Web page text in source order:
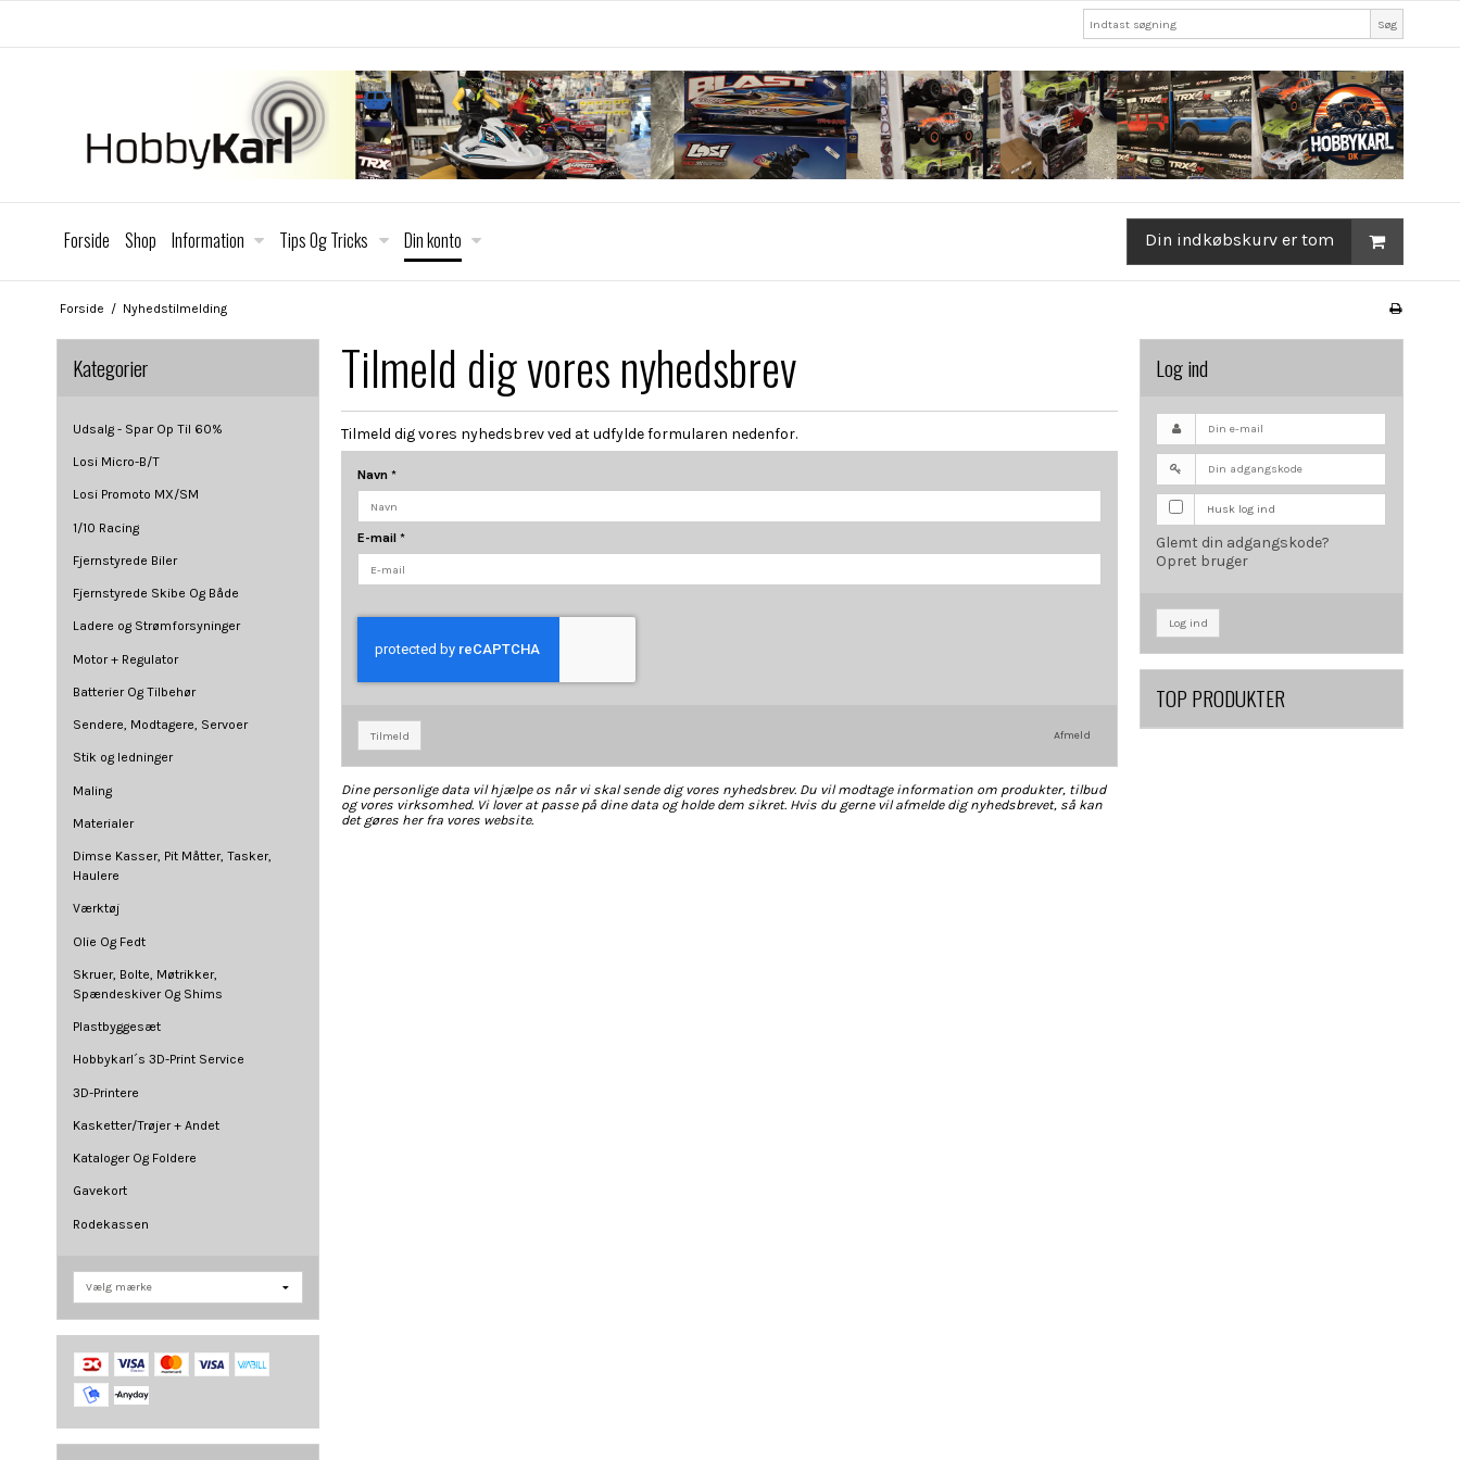
Søg
Forside Shop Information Tips Og Tricks Din konto Din indkøbskurv er tom
Forside / Nyhedstilmelding
Kategorier
Udsalg - Spar Op Til 60%
Losi Micro-B/T
Losi Promoto MX/SM
1/10 Racing
Fjernstyrede Biler
Fjernstyrede Skibe Og Både
Ladere og Strømforsyninger
Motor + Regulator
Batterier Og Tilbehør
Sendere, Modtagere, Servoer
Stik og ledninger
Maling
Materialer
Dimse Kasser, Pit Måtter, Tasker,
Haulere
Værktøj
Olie Og Fedt
Skruer, Bolte, Møtrikker,
Spændeskiver Og Shims
Plastbyggesæt
Hobbykarl´s 3D-Print Service
3D-Printere
Kasketter/Trøjer + Andet
Kataloger Og Foldere
Gavekort
Rodekassen
Tilmeld dig vores nyhedsbrev
Tilmeld dig vores nyhedsbrev ved at udfylde formularen nedenfor.
Navn*
E-mail*
Tilmeld Afmeld
Dine personlige data vil hjælpe os når vi skal sende dig vores nyhedsbrev. Du vil modtage information om produkter, tilbud
og vores virksomhed. Vi lover at passe på dine data og holde dem sikret. Hvis du gerne vil afmelde dig nyhedsbrevet, så kan
det gøres her fra vores website.
Log ind
Husk log ind
Glemt din adgangskode?
Opret bruger
Log ind
TOP PRODUKTER